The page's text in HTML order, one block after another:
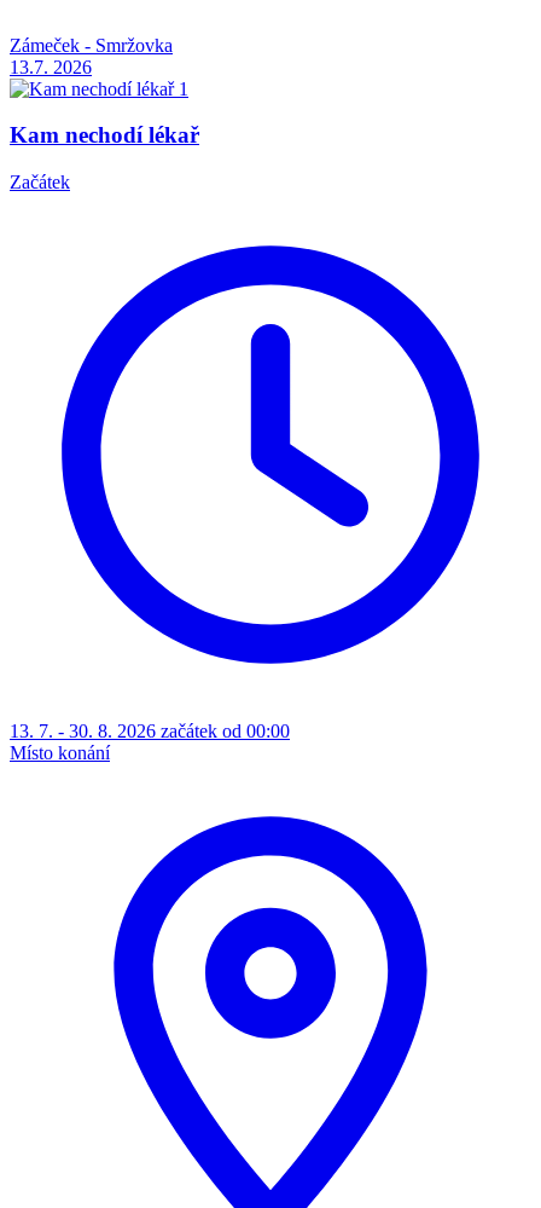
Zámeček - Smržovka
13.7. 2026
Kam nechodí lékař
Začátek
13. 7. - 30. 8. 2026 začátek od 00:00
Místo konání